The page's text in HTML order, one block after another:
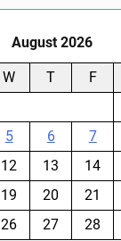
August 2026
W T F
5 6 7
12 13 14
19 20 21
26 27 28